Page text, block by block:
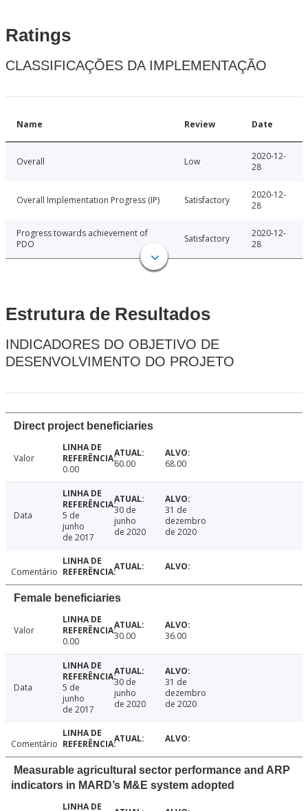
Ratings
CLASSIFICAÇÕES DA IMPLEMENTAÇÃO
Name Review Date
Overall Low
2020-12-
28
Overall Implementation Progress (IP) Satisfactory
2020-12-
28
Progress towards achievement of
PDO
Satisfactory
2020-12-
28
Estrutura de Resultados
INDICADORES DO OBJETIVO DE
DESENVOLVIMENTO DO PROJETO
Direct project beneficiaries
Valor
0.00
60.00 68.00
Data
5 de
junho
de 2017
30 de
junho
de 2020
31 de
dezembro
de 2020
Comentário
Female beneficiaries
Valor
0.00
30.00 36.00
Data
5 de
junho
de 2017
30 de
junho
de 2020
31 de
dezembro
de 2020
Comentário
Measurable agricultural sector performance and ARP
indicators in MARD’s M&E system adopted